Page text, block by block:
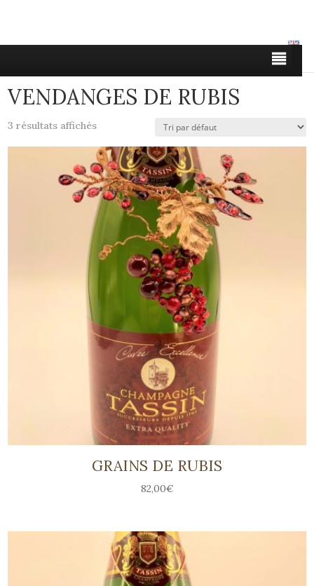
VENDANGES DE RUBIS
3 résultats affichés
GRAINS DE RUBIS
82,00€